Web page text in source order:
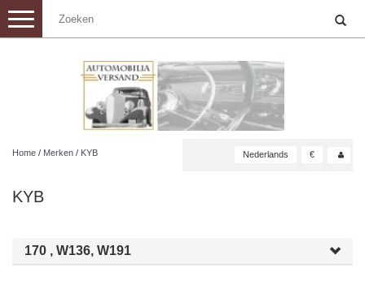
Toggle
navigation
Home / Merken / KYB Nederlands €
KYB
170 , W136, W191